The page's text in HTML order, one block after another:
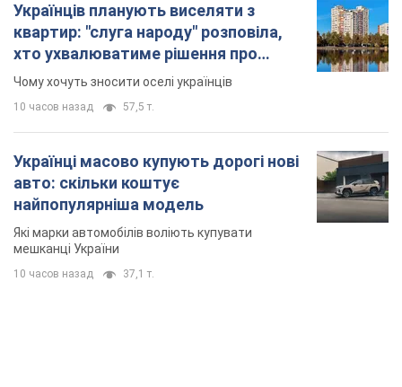
Українців планують виселяти з
квартир: "слуга народу" розповіла,
хто ухвалюватиме рішення про
знесення будинків
Чому хочуть зносити оселі українців
10 часов назад 57,5 т.
Українці масово купують дорогі нові
авто: скільки коштує
найпопулярніша модель
Які марки автомобілів воліють купувати
мешканці України
10 часов назад 37,1 т.